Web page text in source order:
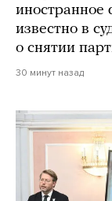
иностранное
известно в
о снятии
30 минут назад